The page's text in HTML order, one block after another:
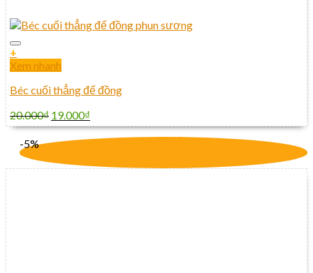
+
Xem nhanh
Béc cuối thẳng đế đồng
20.000₫ 19.000₫
-5%